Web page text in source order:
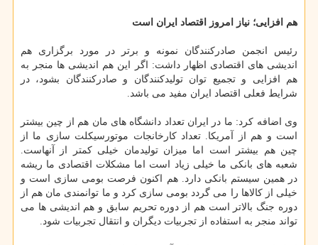
هم افزایی؛ نیاز امروز اقتصاد ایران است
رئیس انجمن صادركنندگان نمونه و برتر در مورد برگزاری هم
اندیشی های اقتصادی اظهار داشت: اگر این هم اندیشی ها منجر به
هم افزایی و تجمیع توان تولیدكنندگان و صادركنندگان بشود، در
شرایط فعلی اقتصاد ایران مفید می باشد.
وی اضافه كرد: ما در ایران تعداد دانشگاه های مان هم از چین بیشتر
است و هم از آمریكا. تعداد كارخانجات موتورسیكلت سازی ما از
چین هم بیشتر است اما میزان تولیدمان خیلی كمتر از آنهاست.
شعبه های بانكی ما خیلی زیاد است اما مشكلات اقتصادی ما ریشه
در همین سیستم بانكی دارد. هم اكنون فرصت بومی سازی است و
خیلی از كالاها را می گردد بومی سازی كرد و ما توانمندی مان هم از
دوره جنگ بالاتر است هم از دوره تحریم سابق و هم اندیشی ها می
تواند منجر به استفاده از تجربیات دیگران و انتقال تجربیات شود.